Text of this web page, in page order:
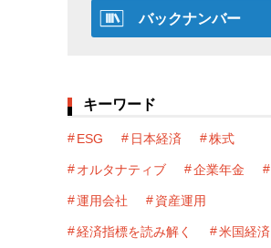
バックナンバー
キーワード
ESG 日本経済 株式
オルタナティブ 企業年金
運用会社 資産運用
経済指標を読み解く 米国経済